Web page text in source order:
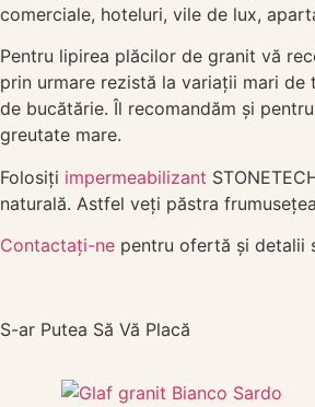
comerciale, hoteluri, vile de lux,
Pentru lipirea plăcilor de granit vă
prin urmare rezistă la variații mari
de bucătărie. Îl recomandăm și
greutate mare.
Folosiți impermeabilizant
naturală. Astfel veți păstra
Contactați-ne pentru ofertă și detalii
S-ar Putea Să Vă Placă